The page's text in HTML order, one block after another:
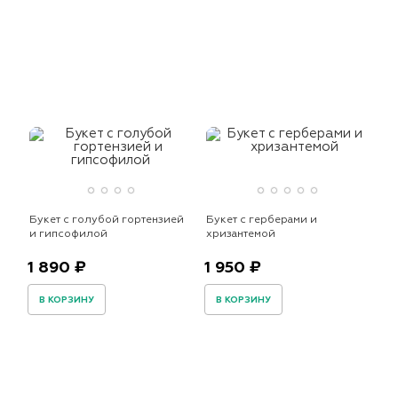
Букет с голубой гортензией
и гипсофилой
1 890 ₽
В КОРЗИНУ
Букет с герберами и
хризантемой
1 950 ₽
В КОРЗИНУ